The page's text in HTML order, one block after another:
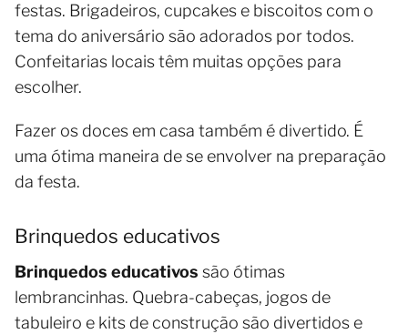
festas. Brigadeiros, cupcakes e biscoitos com o
tema do aniversário são adorados por todos.
Confeitarias locais têm muitas opções para
escolher.
Fazer os doces em casa também é divertido. É
uma ótima maneira de se envolver na preparação
da festa.
Brinquedos educativos
Brinquedos educativos são ótimas
lembrancinhas. Quebra-cabeças, jogos de
tabuleiro e kits de construção são divertidos e